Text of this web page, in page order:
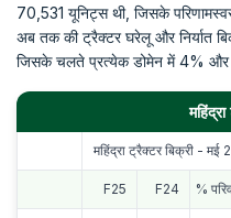
70,531 यूनिट्स थी, जिसके
अब तक की ट्रैक्टर घरेलू और निर्यात
जिसके चलते प्रत्येक डोमेन में 4% और
महिंद्रा ट्रैक्टर बिक्री - मई
F25 F24 %